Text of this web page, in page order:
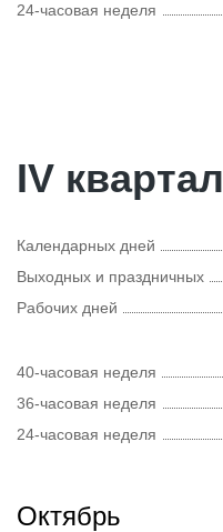
24-часовая неделя
IV квартал
Календарных дней
Выходных и праздничных
Рабочих дней
40-часовая неделя
36-часовая неделя
24-часовая неделя
Октябрь